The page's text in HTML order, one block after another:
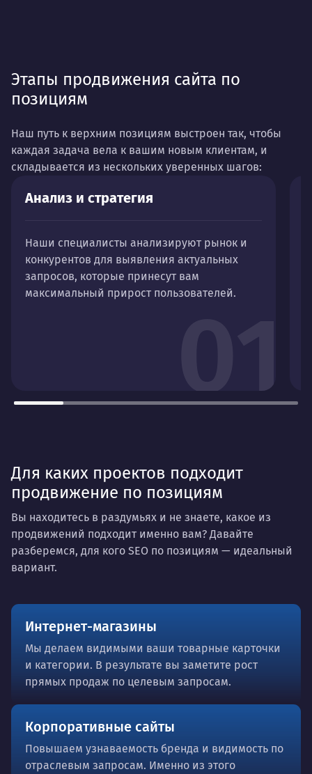
Этапы продвижения сайта по
позициям
Наш путь к верхним позициям выстроен так, чтобы
каждая задача вела к вашим новым клиентам, и
складывается из нескольких уверенных шагов:
01
Анализ и стратегия
Наши специалисты анализируют рынок и
конкурентов для выявления актуальных
запросов, которые принесут вам
максимальный прирост пользователей.
Для каких проектов подходит
продвижение по позициям
Вы находитесь в раздумьях и не знаете, какое из
продвижений подходит именно вам? Давайте
разберемся, для кого SEO по позициям — идеальный
вариант.
Интернет-магазины
Мы делаем видимыми ваши товарные карточки
и категории. В результате вы заметите рост
прямых продаж по целевым запросам.
Корпоративные сайты
Повышаем узнаваемость бренда и видимость по
отраслевым запросам. Именно из этого